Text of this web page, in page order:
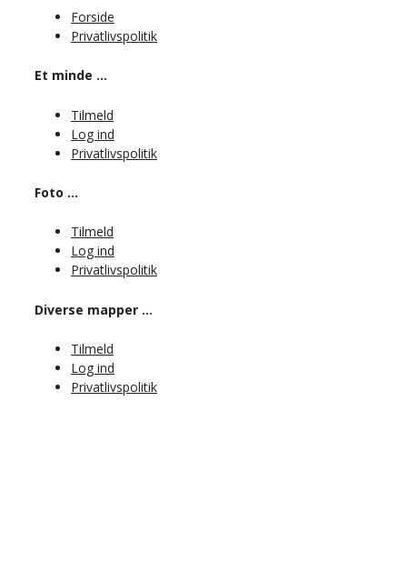
Forside
Privatlivspolitik
Et minde …
Tilmeld
Log ind
Privatlivspolitik
Foto …
Tilmeld
Log ind
Privatlivspolitik
Diverse mapper …
Tilmeld
Log ind
Privatlivspolitik